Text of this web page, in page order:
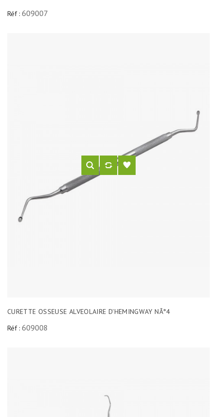
Réf : 609007
CURETTE OSSEUSE ALVEOLAIRE D'HEMINGWAY NÂ°4
Réf : 609008